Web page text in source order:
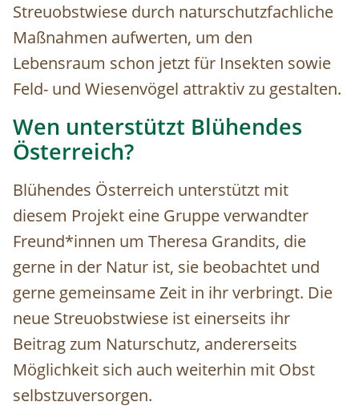
Streuobstwiese durch naturschutzfachliche
Maßnahmen aufwerten, um den
Lebensraum schon jetzt für Insekten sowie
Feld- und Wiesenvögel attraktiv zu gestalten.
Wen unterstützt Blühendes
Österreich?
Blühendes Österreich unterstützt mit
diesem Projekt eine Gruppe verwandter
Freund*innen um Theresa Grandits, die
gerne in der Natur ist, sie beobachtet und
gerne gemeinsame Zeit in ihr verbringt. Die
neue Streuobstwiese ist einerseits ihr
Beitrag zum Naturschutz, andererseits
Möglichkeit sich auch weiterhin mit Obst
selbstzuversorgen.